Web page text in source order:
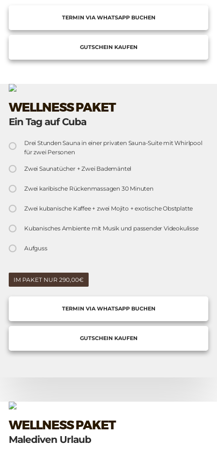
TERMIN VIA WHATSAPP BUCHEN
GUTSCHEIN KAUFEN
WELLNESS PAKET
Ein Tag auf Cuba
Drei Stunden Sauna in einer privaten Sauna-Suite mit Whirlpool
für zwei Personen
Zwei Saunatücher + Zwei Bademäntel
Zwei karibische Rückenmassagen 30 Minuten
Zwei kubanische Kaffee + zwei Mojito + exotische Obstplatte
Kubanisches Ambiente mit Musik und passender Videokulisse
Aufguss
IM PAKET NUR 290,00€
TERMIN VIA WHATSAPP BUCHEN
GUTSCHEIN KAUFEN
WELLNESS PAKET
Malediven Urlaub